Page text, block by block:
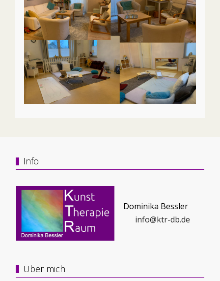
Info
Dominika Bessler
info@ktr-db.de
Über mich